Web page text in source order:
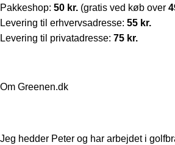
Pakkeshop: 50 kr. (gratis ved køb over
Levering til erhvervsadresse: 55 kr.
Levering til privatadresse: 75 kr.
Om Greenen.dk
Jeg hedder Peter og har arbejdet i